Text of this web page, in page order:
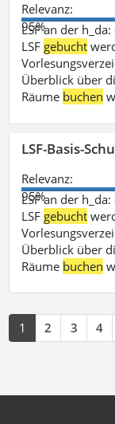
Relevanz:
95%
LSF an der
LSF gebucht
Überblick über
Räume buchen
LSF-Basis-
Relevanz:
95%
LSF an der
LSF gebucht
Überblick über
Räume buchen
1 2 3 4